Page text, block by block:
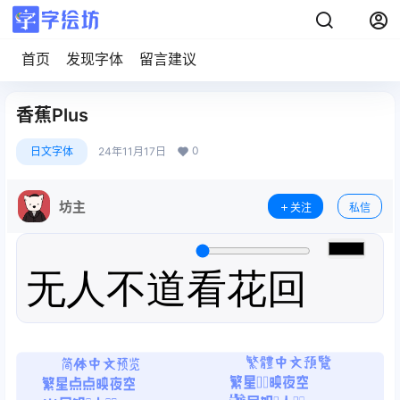
首页 发现字体 留言建议
香蕉Plus
日文字体 24年11月17日 0
坊主 关注 私信
无人不道看花回